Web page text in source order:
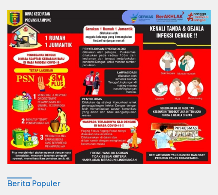
Berita Populer